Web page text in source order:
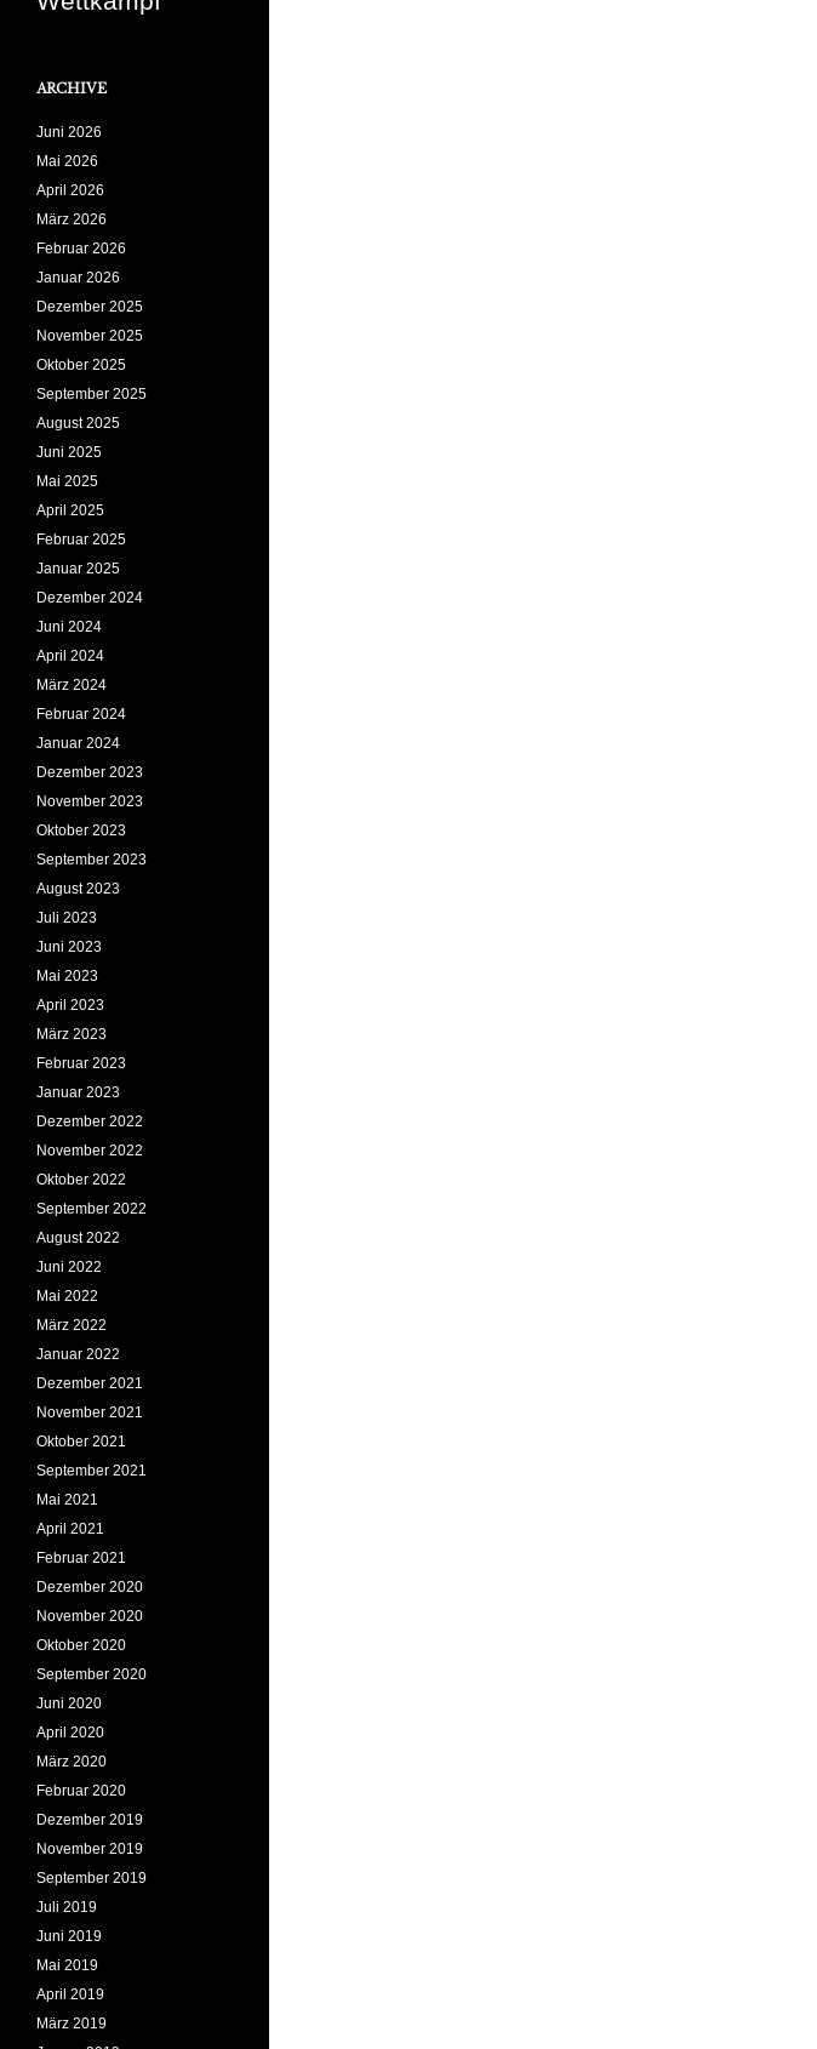
ARCHIVE
Juni 2026
Mai 2026
April 2026
März 2026
Februar 2026
Januar 2026
Dezember 2025
November 2025
Oktober 2025
September 2025
August 2025
Juni 2025
Mai 2025
April 2025
Februar 2025
Januar 2025
Dezember 2024
Juni 2024
April 2024
März 2024
Februar 2024
Januar 2024
Dezember 2023
November 2023
Oktober 2023
September 2023
August 2023
Juli 2023
Juni 2023
Mai 2023
April 2023
März 2023
Februar 2023
Januar 2023
Dezember 2022
November 2022
Oktober 2022
September 2022
August 2022
Juni 2022
Mai 2022
März 2022
Januar 2022
Dezember 2021
November 2021
Oktober 2021
September 2021
Mai 2021
April 2021
Februar 2021
Dezember 2020
November 2020
Oktober 2020
September 2020
Juni 2020
April 2020
März 2020
Februar 2020
Dezember 2019
November 2019
September 2019
Juli 2019
Juni 2019
Mai 2019
April 2019
März 2019